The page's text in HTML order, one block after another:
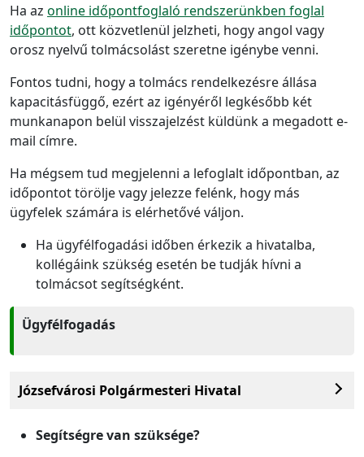
Ha az online időpontfoglaló rendszerünkben foglal
időpontot, ott közvetlenül jelzheti, hogy angol vagy
orosz nyelvű tolmácsolást szeretne igénybe venni.
Fontos tudni, hogy a tolmács rendelkezésre állása
kapacitásfüggő, ezért az igényéről legkésőbb két
munkanapon belül visszajelzést küldünk a megadott e-
mail címre.
Ha mégsem tud megjelenni a lefoglalt időpontban, az
időpontot törölje vagy jelezze felénk, hogy más
ügyfelek számára is elérhetővé váljon.
Ha ügyfélfogadási időben érkezik a hivatalba,
kollégáink szükség esetén be tudják hívni a
tolmácsot segítségként.
Ügyfélfogadás
Józsefvárosi Polgármesteri Hivatal
Segítségre van szüksége?